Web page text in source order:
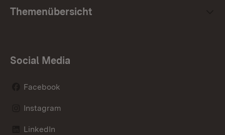
Themenübersicht
Social Media
Facebook
Instagram
LinkedIn